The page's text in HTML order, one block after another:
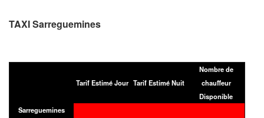
TAXI Sarreguemines
Tarif Estimé Jour Tarif Estimé Nuit
Nombre de
chauffeur
Disponible
Sarreguemines